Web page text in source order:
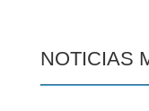
NOTICIAS